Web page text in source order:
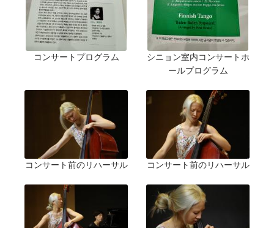
コンサートプログラム
シニョン室内コンサートホ
ールプログラム
コンサート前のリハーサル コンサート前のリハーサル